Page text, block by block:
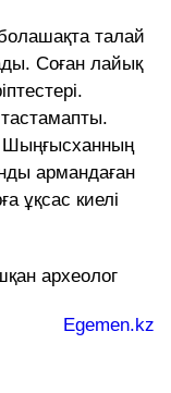
талай
Соған лайық
Шыңғысханның
армандаған
ұқсас киелі
археолог
Egemen.kz